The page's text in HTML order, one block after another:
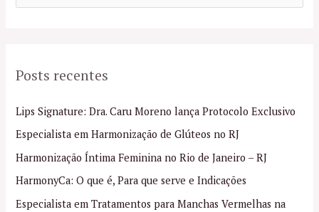
u
s
a
r
p
o
Posts recentes
Lips Signature: Dra. Caru Moreno lança Protocolo Exclusivo
Especialista em Harmonização de Glúteos no RJ
Harmonização Íntima Feminina no Rio de Janeiro – RJ
HarmonyCa: O que é, Para que serve e Indicações
Especialista em Tratamentos para Manchas Vermelhas na